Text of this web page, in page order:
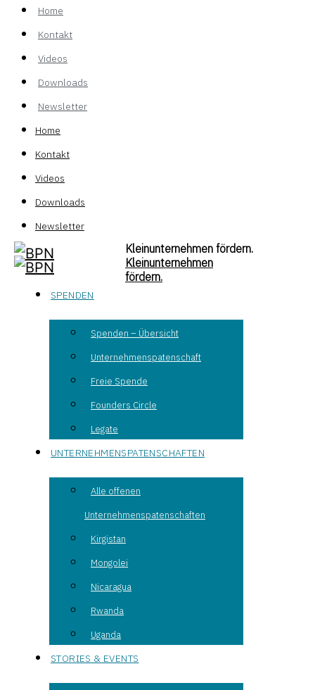
Home
Kontakt
Videos
Downloads
Newsletter
Home
Kontakt
Videos
Downloads
Newsletter
Kleinunternehmen fördern.
Kleinunternehmen
fördern.
SPENDEN
Spenden – Übersicht
Unternehmenspatenschaft
Freie Spende
Founders Circle
Legate
UNTERNEHMENSPATENSCHAFTEN
Alle offenen
Unternehmenspatenschaften
Kirgistan
Mongolei
Nicaragua
Rwanda
Uganda
STORIES & EVENTS